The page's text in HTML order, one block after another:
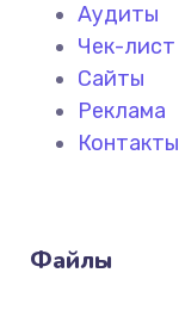
Аудиты
Чек-лист
Сайты
Реклама
Контакты
Файлы